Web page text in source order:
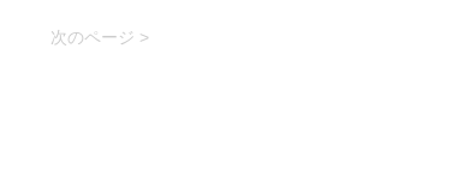
次のページ >